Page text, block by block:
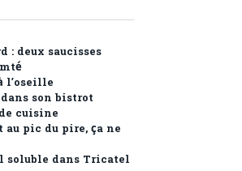
: deux saucisses
l’oseille
son bistrot
cuisine
au pic du pire, ça ne
soluble dans Tricatel